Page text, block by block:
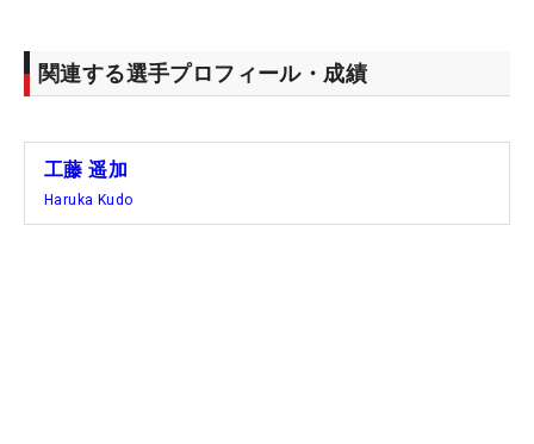
関連する選手プロフィール・成績
工藤 遥加
Haruka Kudo